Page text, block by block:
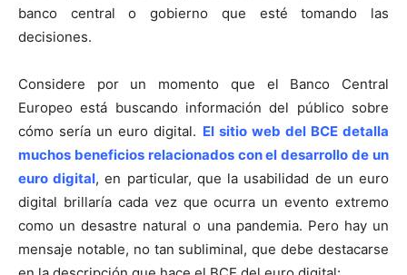
banco central o gobierno que esté tomando las
decisiones.
Considere por un momento que el Banco Central
Europeo está buscando información del público sobre
cómo sería un euro digital. El sitio web del BCE detalla
muchos beneficios relacionados con el desarrollo de un
euro digital, en particular, que la usabilidad de un euro
digital brillaría cada vez que ocurra un evento extremo
como un desastre natural o una pandemia. Pero hay un
mensaje notable, no tan subliminal, que debe destacarse